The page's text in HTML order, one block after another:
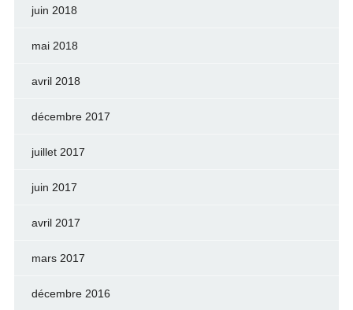
juin 2018
mai 2018
avril 2018
décembre 2017
juillet 2017
juin 2017
avril 2017
mars 2017
décembre 2016